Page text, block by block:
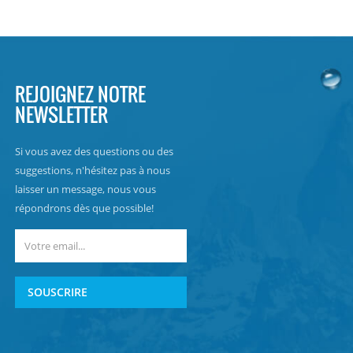
REJOIGNEZ NOTRE
NEWSLETTER
Si vous avez des questions ou des
suggestions, n'hésitez pas à nous
laisser un message, nous vous
répondrons dès que possible!
SOUSCRIRE